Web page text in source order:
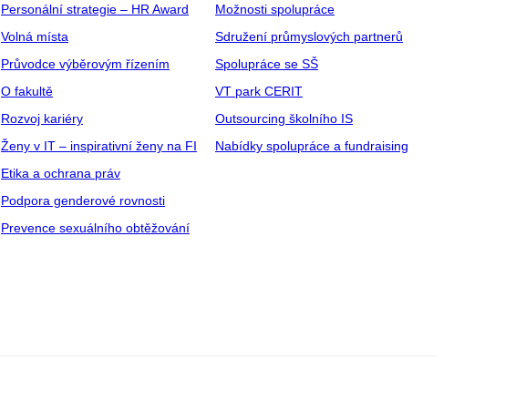
Personální strategie – HR Award
Volná místa
Průvodce výběrovým řízením
O fakultě
Rozvoj kariéry
Ženy v IT – inspirativní ženy na FI
Etika a ochrana práv
Podpora genderové rovnosti
Prevence sexuálního obtěžování
Možnosti spolupráce
Sdružení průmyslových partnerů
Spolupráce se SŠ
VT park CERIT
Outsourcing školního IS
Nabídky spolupráce a fundraising